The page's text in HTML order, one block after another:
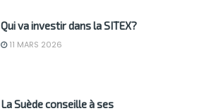
Qui va investir dans la SITEX?
11 MARS 2026
La Suède conseille à ses